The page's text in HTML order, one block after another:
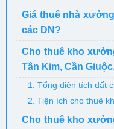
Giá thuê nhà
các DN?
Cho thuê kho
Tân Kim, Cần
1. Tổng diện tích đất
2. Tiện ích cho thuê
Cho thuê kho